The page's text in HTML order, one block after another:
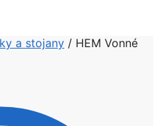
a stojany / HEM Vonné